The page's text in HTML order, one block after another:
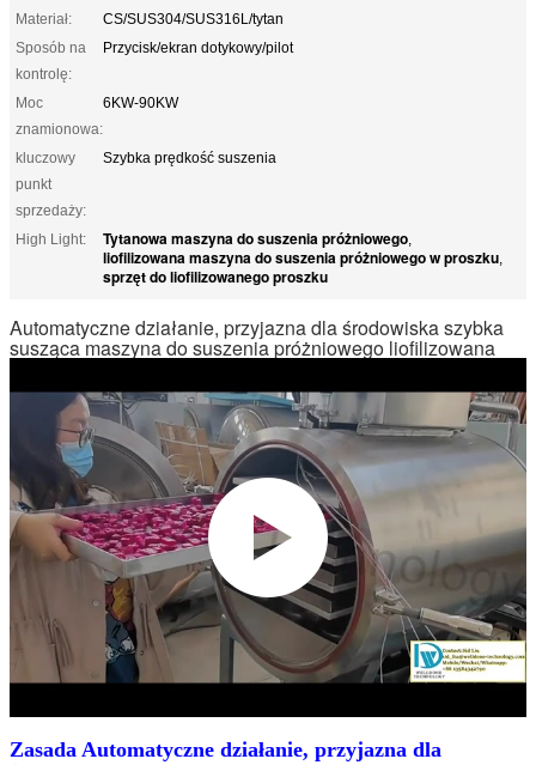
Materiał:
CS/SUS304/SUS316L/tytan
Sposób na
kontrolę:
Przycisk/ekran dotykowy/pilot
Moc
znamionowa:
6KW-90KW
kluczowy
punkt
sprzedaży:
Szybka prędkość suszenia
High Light: Tytanowa maszyna do suszenia próżniowego,
liofilizowana maszyna do suszenia próżniowego w proszku,
sprzęt do liofilizowanego proszku
Automatyczne działanie, przyjazna dla środowiska szybka
susząca maszyna do suszenia próżniowego liofilizowana
Zasada Automatyczne działanie, przyjazna dla